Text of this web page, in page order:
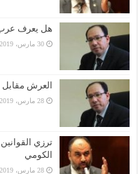
هل يعرف عرب
30 مارس، 2019
العرش مقابل
28 مارس، 2019
ترزي
الكومي
28 مارس، 2019